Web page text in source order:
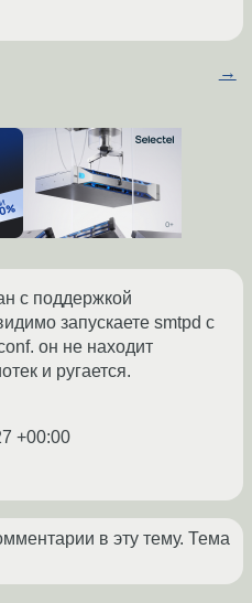
→
с поддержкой
запускаете smtpd с
он не находит
и ругается.
+00:00
в эту тему. Тема